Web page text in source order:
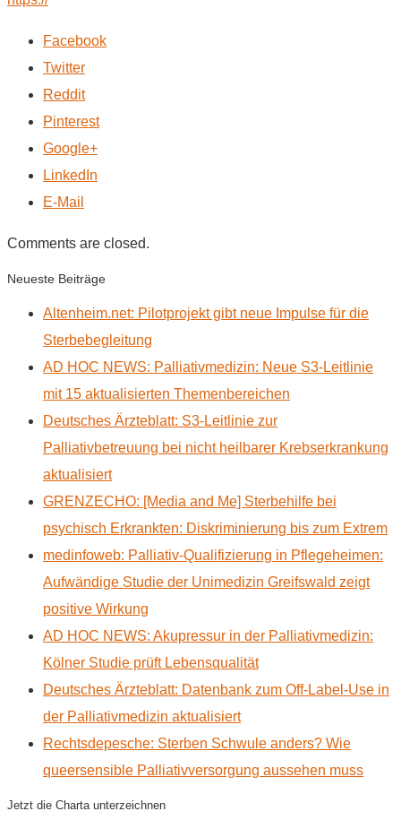
Facebook
Twitter
Reddit
Pinterest
Google+
LinkedIn
E-Mail
Comments are closed.
Neueste Beiträge
Altenheim.net: Pilotprojekt gibt neue Impulse für die
Sterbebegleitung
AD HOC NEWS: Palliativmedizin: Neue S3-Leitlinie
mit 15 aktualisierten Themenbereichen
Deutsches Ärzteblatt: S3-Leitlinie zur
Palliativbetreuung bei nicht heilbarer Krebserkrankung
aktualisiert
GRENZECHO: [Media and Me] Sterbehilfe bei
psychisch Erkrankten: Diskriminierung bis zum Extrem
medinfoweb: Palliativ-Qualifizierung in Pflegeheimen:
Aufwändige Studie der Unimedizin Greifswald zeigt
positive Wirkung
AD HOC NEWS: Akupressur in der Palliativmedizin:
Kölner Studie prüft Lebensqualität
Deutsches Ärzteblatt: Datenbank zum Off-Label-Use in
der Palliativmedizin aktualisiert
Rechtsdepesche: Sterben Schwule anders? Wie
queersensible Palliativversorgung aussehen muss
Jetzt die Charta unterzeichnen